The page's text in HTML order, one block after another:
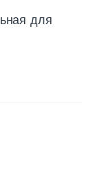
для